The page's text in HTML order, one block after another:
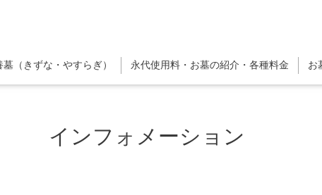
（きずな・やすらぎ） 永代使用料・お墓の紹介・各種料金 お
インフォメーション